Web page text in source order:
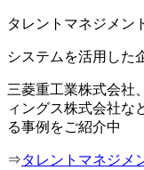
タレントマネジメン
システムを活用した
三菱重工業株式会社
ィングス株式会社な
る事例をご紹介中
⇒タレントマネジメ